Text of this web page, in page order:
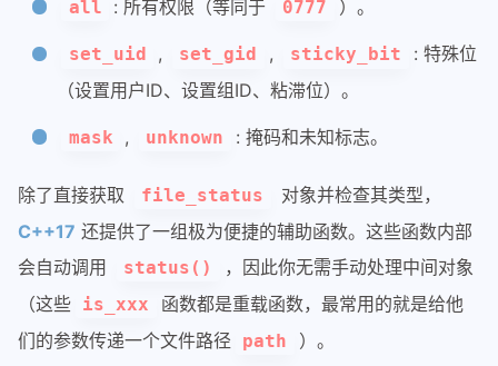
all : 所有权限（等同于 0777 ）。
set_uid , set_gid , sticky_bit
: 特殊位
（设置用户ID、设置组ID、粘滞位）。
mask , unknown : 掩码和未知标志。
除了直接获取 file_status
对象并检查其类型，
C++17 还提供了一组极为便捷的辅助函数。这些函数内部
会自动调用
status()
，因此你无需手动处理中间对象
（这些 is_xxx
函数都是重载函数，最常用的就是给他
们的参数传递一个文件路径
path ）。